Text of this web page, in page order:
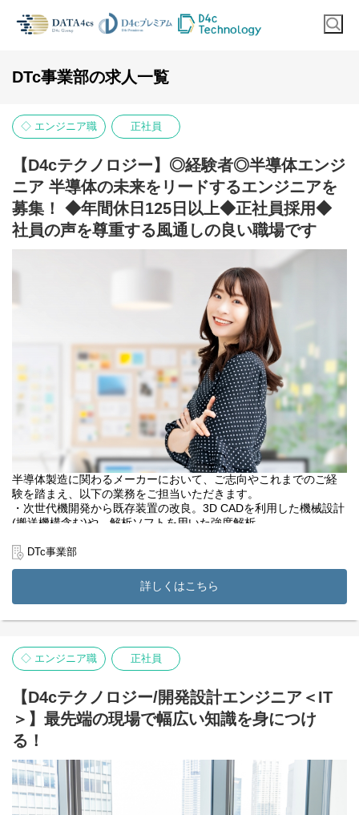
DTc事業部の求人一覧
◇ エンジニア職 正社員
【D4cテクノロジー】◎経験者◎半導体エンジ
ニア 半導体の未来をリードするエンジニアを
募集！ ◆年間休日125日以上◆正社員採用◆
社員の声を尊重する風通しの良い職場です
半導体製造に関わるメーカーにおいて、ご志向やこれまでのご経
験を踏まえ、以下の業務をご担当いただきます。
・次世代機開発から既存装置の改良。3D CADを利用した機械設計
(搬送機構含む)や、解析ソフトを用いた強度解析。
・プログラミング知識を活かした、制御システムの設計
・装置の性能、生産性を引き出すためのプロセスの開発
・各種測定機器を用いたデータ取得、データ解析及びそれに付随
DTc事業部
詳しくはこちら
◇ エンジニア職 正社員
【D4cテクノロジー/開発設計エンジニア＜IT
＞】最先端の現場で幅広い知識を身につけ
る！